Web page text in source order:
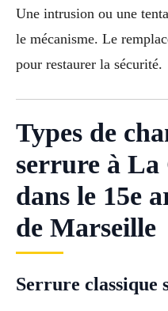
Une intrusion ou une
le mécanisme. Le
pour restaurer la sécurité.
Types de
serrure à La
dans le 15e
de Marseille
Serrure classique